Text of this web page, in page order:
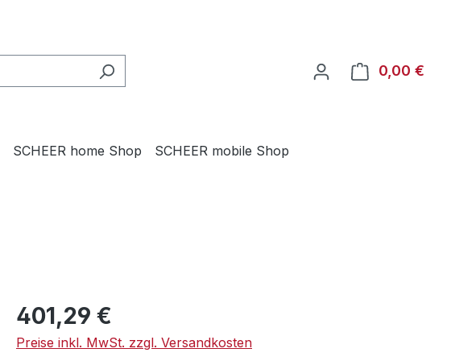
0,00 €
SCHEER home Shop SCHEER mobile Shop
Regulärer Preis:
401,29 €
Preise inkl. MwSt. zzgl. Versandkosten